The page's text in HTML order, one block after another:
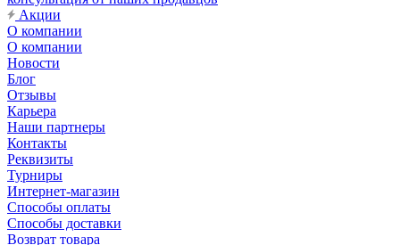
Акции
О компании
О компании
Новости
Блог
Отзывы
Карьера
Наши партнеры
Контакты
Реквизиты
Турниры
Интернет-магазин
Способы оплаты
Способы доставки
Возврат товара